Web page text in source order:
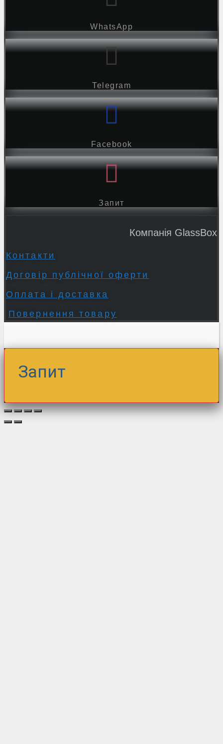
WhatsApp
Telegram
Facebook
Запит
Компанія GlassBox
Контакти
Договір публічної оферти
Оплата і доставка
Повернення товару
Запит